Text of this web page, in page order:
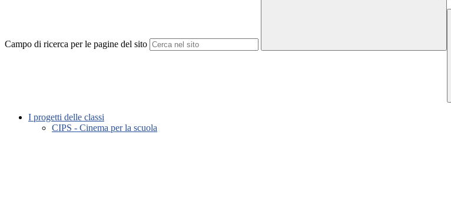
Campo di ricerca per le pagine del sito
I progetti delle classi
CIPS - Cinema per la scuola